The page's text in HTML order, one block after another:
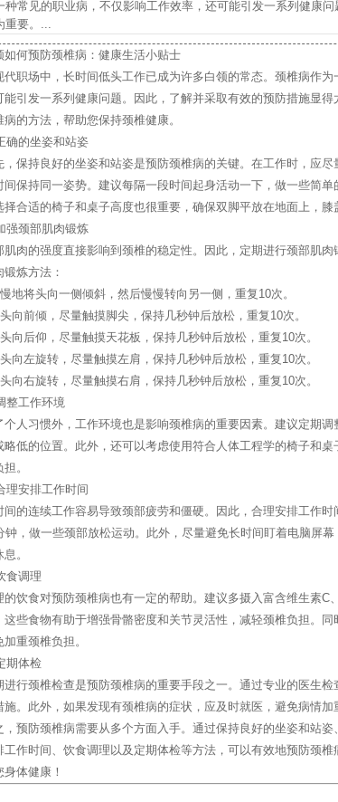
种常见的职业病，不仅影响工作效率，还可能引发一系列健康
重要。...
如何预防颈椎病：健康生活小贴士
代职场中，长时间低头工作已成为许多白领的常态。颈椎病作
能引发一系列健康问题。因此，了解并采取有效的预防措施显
病的方法，帮助您保持颈椎健康。
确的坐姿和站姿
，保持良好的坐姿和站姿是预防颈椎病的关键。在工作时，应尽
间保持同一姿势。建议每隔一段时间起身活动一下，做一些简单
择合适的椅子和桌子高度也很重要，确保双脚平放在地面上，膝
强颈部肌肉锻炼
肌肉的强度直接影响到颈椎的稳定性。因此，定期进行颈部肌
炼方法：
地将头向一侧倾斜，然后慢慢转向另一侧，重复10次。
向前倾，尽量触摸脚尖，保持几秒钟后放松，重复10次。
向后仰，尽量触摸天花板，保持几秒钟后放松，重复10次。
向左旋转，尽量触摸左肩，保持几秒钟后放松，重复10次。
向右旋转，尽量触摸右肩，保持几秒钟后放松，重复10次。
整工作环境
个人习惯外，工作环境也是影响颈椎病的重要因素。建议定期
略低的位置。此外，还可以考虑使用符合人体工程学的椅子和
。
理安排工作时间
间的连续工作容易导致颈部疲劳和僵硬。因此，合理安排工作
钟，做一些颈部放松运动。此外，尽量避免长时间盯着电脑屏
。
食调理
的饮食对预防颈椎病也有一定的帮助。建议多摄入富含维生素C
这些食物有助于增强骨骼密度和关节灵活性，减轻颈椎负担。
重颈椎负担。
期体检
进行颈椎检查是预防颈椎病的重要手段之一。通过专业的医生
施。此外，如果发现有颈椎病的症状，应及时就医，避免病情加
，预防颈椎病需要从多个方面入手。通过保持良好的坐姿和站姿
工作时间、饮食调理以及定期体检等方法，可以有效地预防颈
体健康！